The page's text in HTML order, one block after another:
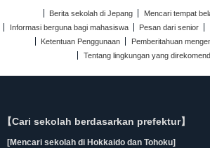
Berita sekolah di Jepang
Mencari tempat
Informasi berguna bagi mahasiswa
Pesan dari senior
Ketentuan Penggunaan
Pemberitahuan
Tentang lingkungan yang
【Cari sekolah berdasarkan prefektur】
[Mencari sekolah di Hokkaido dan Tohoku]